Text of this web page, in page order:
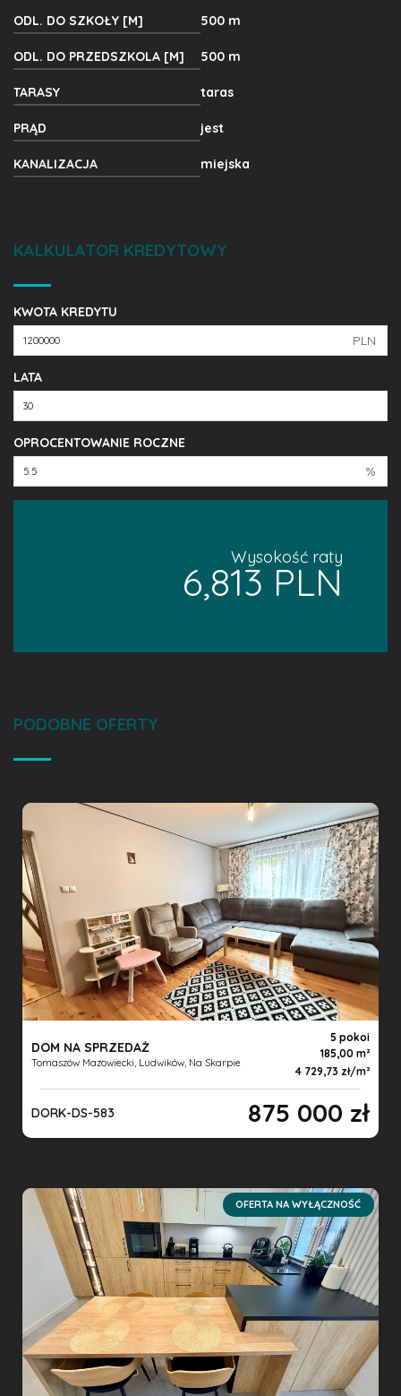
ODL. DO SZKOŁY [M] 500 m
ODL. DO PRZEDSZKOLA [M] 500 m
TARASY taras
PRĄD jest
KANALIZACJA miejska
KALKULATOR KREDYTOWY
KWOTA KREDYTU
PLN
LATA
OPROCENTOWANIE ROCZNE
%
Wysokość raty
6,813 PLN
PODOBNE OFERTY
DOM NA SPRZEDAŻ
Tomaszów Mazowiecki, Ludwików, Na Skarpie
5 pokoi
185,00 m
4 729,73 zł/m
DORK-DS-583 875 000 zł
OFERTA NA WYŁĄCZNOŚĆ